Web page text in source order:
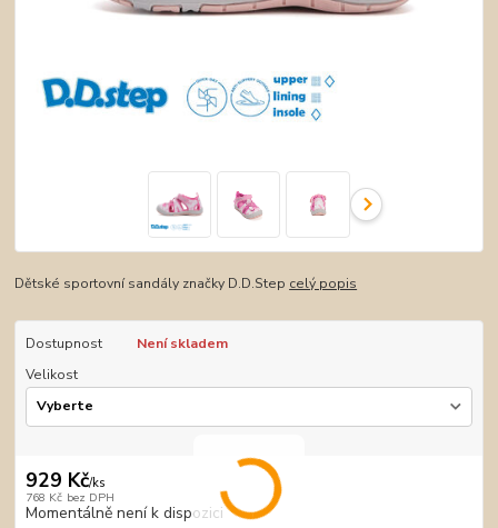
Dětské sportovní sandály značky D.D.Step celý popis
Dostupnost
Není skladem
Velikost
929 Kč/ks
768 Kč bez DPH
Momentálně není k dispozici